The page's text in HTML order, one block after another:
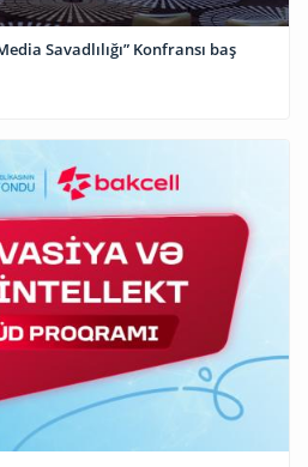
Savadlılığı” Konfransı baş